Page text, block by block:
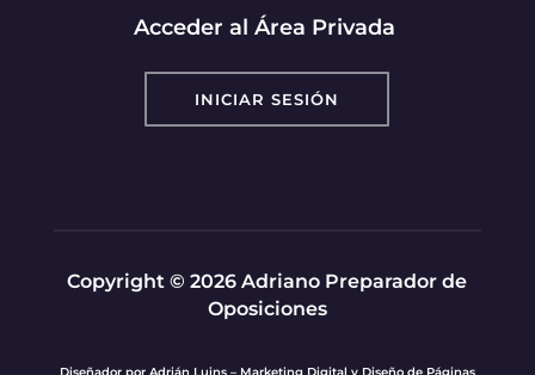
Acceder al Área Privada
INICIAR SESIÓN
Copyright © 2026 Adriano Preparador de
Oposiciones
Diseñador por Adrián Luins – Marketing Digital y Diseño de Páginas